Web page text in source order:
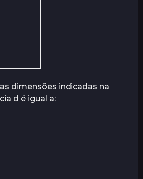
dimensões indicadas na
d é igual a: